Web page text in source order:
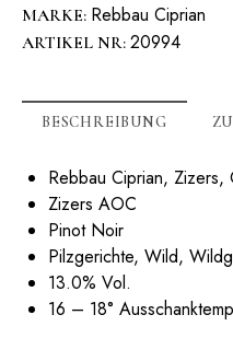
MARKE: Rebbau Ciprian
ARTIKEL NR: 20994
BESCHREIBUNG
Rebbau Ciprian, Zizers,
Zizers AOC
Pinot Noir
Pilzgerichte, Wild,
13.0% Vol.
16 – 18°